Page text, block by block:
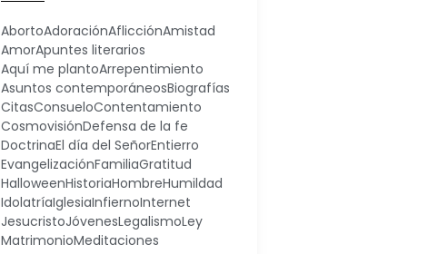
AbortoAdoraciónAflicciónAmistad
AmorApuntes literarios
Aquí me plantoArrepentimiento
Asuntos contemporáneosBiografías
CitasConsueloContentamiento
CosmovisiónDefensa de la fe
DoctrinaEl día del SeñorEntierro
EvangelizaciónFamiliaGratitud
HalloweenHistoriaHombreHumildad
IdolatríaIglesiaInfiernoInternet
JesucristoJóvenesLegalismoLey
MatrimonioMeditaciones